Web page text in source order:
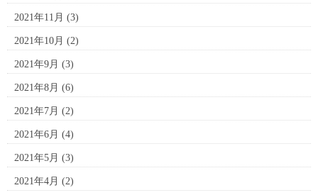
2021年11月 (3)
2021年10月 (2)
2021年9月 (3)
2021年8月 (6)
2021年7月 (2)
2021年6月 (4)
2021年5月 (3)
2021年4月 (2)